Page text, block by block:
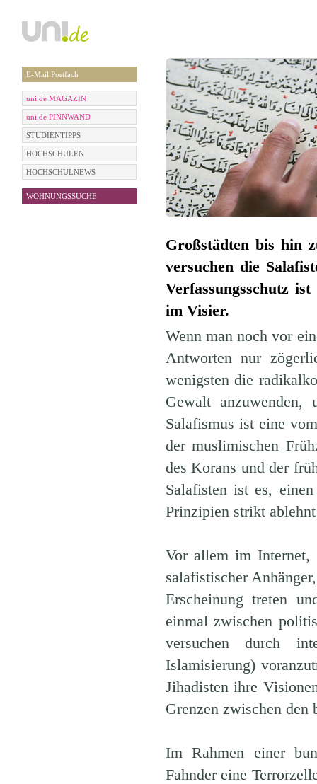
E-Mail Postfach
uni.de MAGAZIN
uni.de PINNWAND
STUDIENTIPPS
HOCHSCHULEN
HOCHSCHULNEWS
WOHNUNGSSUCHE
Großstädten bis hin
versuchen die
Verfassungsschutz
im Visier.
Wenn man noch vor
Antworten nur
wenigsten die
Gewalt
Salafismus ist eine
der muslimischen
des Korans und der
Salafisten ist es,
Prinzipien strikt
Vor allem im
salafistischer
Erscheinung treten
einmal zwischen
versuchen durch
Islamisierung)
Jihadisten ihre
Grenzen zwischen den
Im Rahmen einer
Fahnder eine